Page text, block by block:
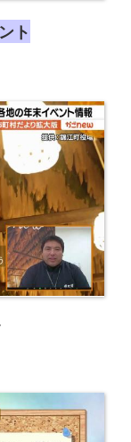
ト